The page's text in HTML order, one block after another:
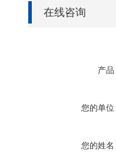
在线咨询
产品
您的单位
您的姓名